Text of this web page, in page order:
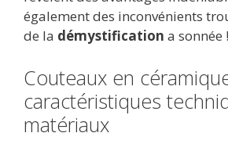
également des inconvénients
de la démystification a sonnée !
Couteaux en
caractéristiques
matériaux